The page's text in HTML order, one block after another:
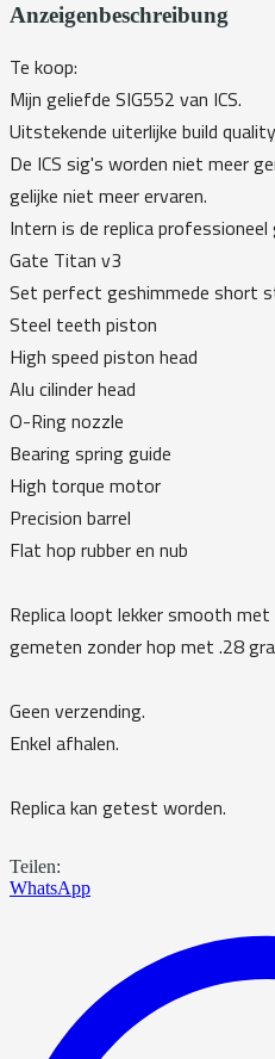
Anzeigenbeschreibung
Te koop:
Mijn geliefde SIG552 van ICS.
Uitstekende uiterlijke build
De ICS sig's worden niet meer
gelijke niet meer ervaren.
Intern is de replica professioneel
Gate Titan v3
Set perfect geshimmede short
Steel teeth piston
High speed piston head
Alu cilinder head
O-Ring nozzle
Bearing spring guide
High torque motor
Precision barrel
Flat hop rubber en nub
Replica loopt lekker smooth
gemeten zonder hop met .28
Geen verzending.
Enkel afhalen.
Replica kan getest worden.
Teilen:
WhatsApp